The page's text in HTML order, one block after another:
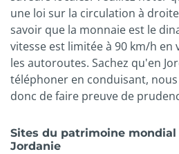
une loi sur la circulation à
savoir que la monnaie est le
vitesse est limitée à 90 km/h en
les autoroutes. Sachez qu'en
téléphoner en conduisant,
donc de faire preuve de
Sites du patrimoine mondial
Jordanie